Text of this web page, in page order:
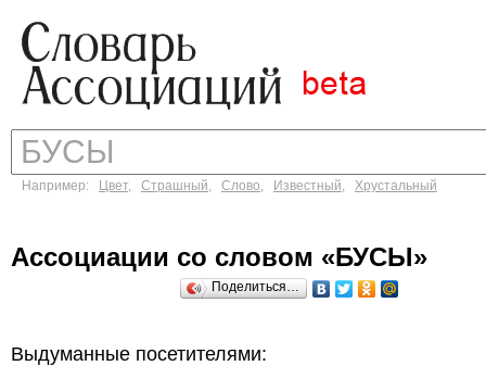
Например: Цвет, Страшный, Слово, Известный, Хрустальный
Ассоциации со словом «БУСЫ»
Поделиться…
Выдуманные посетителями: